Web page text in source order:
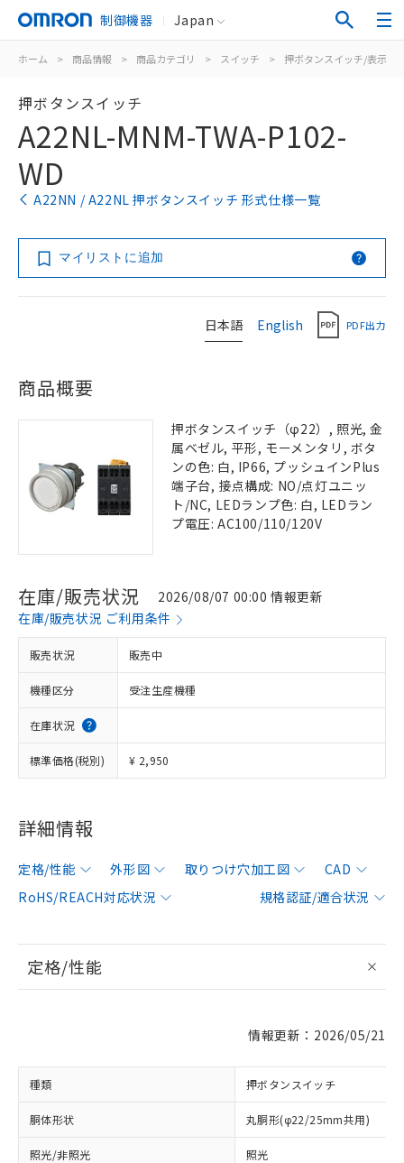
制御機器 Japan
ホーム > 商品情報 > 商品カテゴリ > スイッチ > 押ボタンスイッチ/表示灯
押ボタンスイッチ
A22NL-MNM-TWA-P102-
WD
A22NN / A22NL 押ボタンスイッチ 形式仕様一覧
マイリストに追加
日本語 English PDF出力
商品概要
押ボタンスイッチ（φ22）, 照光, 金
属ベゼル, 平形, モーメンタリ, ボタ
ンの色: 白, IP66, プッシュインPlus
端子台, 接点構成: NO/点灯ユニッ
ト/NC, LEDランプ色: 白, LEDラン
プ電圧: AC100/110/120V
在庫/販売状況
2026/08/07 00:00 情報更新
在庫/販売状況 ご利用条件
販売状況 販売中
機種区分 受注生産機種
在庫状況
標準価格(税別) ¥ 2,950
詳細情報
定格/性能 外形図 取りつけ穴加工図
CAD
RoHS/REACH対応状況
規格認証/適合状況
定格/性能
情報更新：2026/05/21
種類 押ボタンスイッチ
胴体形状 丸胴形(φ22/25mm共用)
照光/非照光 照光